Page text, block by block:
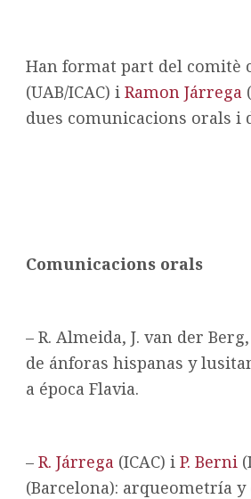
Han format part del comitè
(UAB/ICAC) i Ramon Járrega
dues comunicacions orals i
Comunicacions orals
– R. Almeida, J. van der Berg,
de ánforas hispanas y
a época Flavia.
– R. Járrega (ICAC) i P. Berni
(Barcelona): arqueometría y